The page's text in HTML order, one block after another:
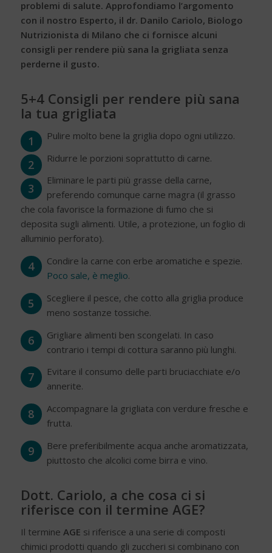
problemi di salute. Approfondiamo l’argomento
con il nostro Esperto, il dr. Danilo Cariolo, Biologo
Nutrizionista di Milano che ci fornisce alcuni
consigli per rendere più sana la grigliata senza
perderne il gusto.
5+4 Consigli per rendere più sana
la tua grigliata
1 Pulire molto bene la griglia dopo ogni utilizzo.
2 Ridurre le porzioni soprattutto di carne.
3
Eliminare le parti più grasse della carne,
preferendo comunque carne magra (il grasso
che cola favorisce la formazione di fumo che si
deposita sugli alimenti. Utile, a protezione, un foglio di
alluminio perforato).
4
Condire la carne con erbe aromatiche e spezie.
Poco sale, è meglio.
5
Scegliere il pesce, che cotto alla griglia produce
meno sostanze tossiche.
6
Grigliare alimenti ben scongelati. In caso
contrario i tempi di cottura saranno più lunghi.
7
Evitare il consumo delle parti bruciacchiate e/o
annerite.
8
Accompagnare la grigliata con verdure fresche e
frutta.
9
Bere preferibilmente acqua anche aromatizzata,
piuttosto che alcolici come birra e vino.
Dott. Cariolo, a che cosa ci si
riferisce con il termine AGE?
Il termine AGE si riferisce a una serie di composti
chimici prodotti quando gli zuccheri si combinano con